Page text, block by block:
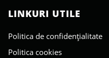
LINKURI UTILE
Politica de confidențialitate
Politica cookies